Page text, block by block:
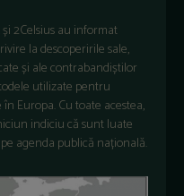
2Celsius au informat
la descoperirile sale,
și ale contrabandiștilor
utilizate pentru
Europa. Cu toate acestea,
indiciu că sunt luate
agenda publică națională.